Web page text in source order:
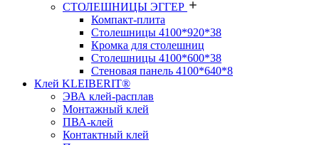
СТОЛЕШНИЦЫ ЭГГЕР
Компакт-плита
Столешницы 4100*920*38
Кромка для столешниц
Столешницы 4100*600*38
Стеновая панель 4100*640*8
Клей KLEIBERIT®
ЭВА клей-расплав
Монтажный клей
ПВА-клей
Контактный клей